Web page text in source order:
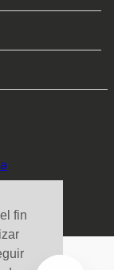
fin